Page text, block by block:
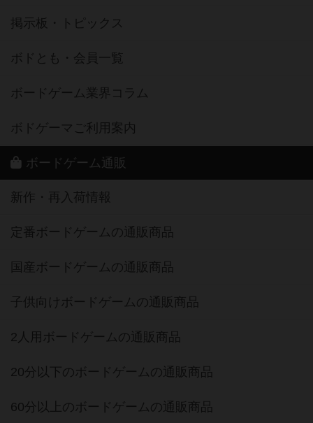
掲示板・トピックス
ボドとも・会員一覧
ボードゲーム業界コラム
ボドゲーマご利用案内
ボードゲーム通販
新作・再入荷情報
定番ボードゲームの通販商品
国産ボードゲームの通販商品
子供向けボードゲームの通販商品
2人用ボードゲームの通販商品
20分以下のボードゲームの通販商品
60分以上のボードゲームの通販商品